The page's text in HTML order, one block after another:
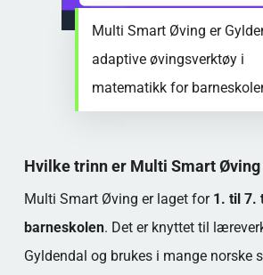
Multi Smart Øving er
adaptive øvingsverktøy i
matematikk for
Hvilke trinn er Multi Smart Øving
Multi Smart Øving er laget for 1. til 7.
barneskolen. Det er knyttet til
Gyldendal og brukes i mange norske